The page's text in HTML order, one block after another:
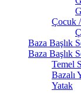
Çocuk
Baza Başlık
Baza Başlık
Temel
Bazalı
Yatak